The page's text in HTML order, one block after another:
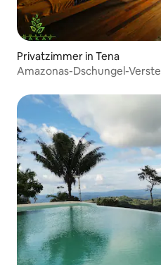
Privatzimmer in Tena
Amazonas-Dschungel-